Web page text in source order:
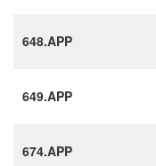
648.APP
649.APP
674.APP